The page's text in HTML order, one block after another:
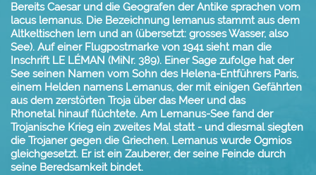
Bereits Caesar und die Geografen der Antike sprachen vom
lacus lemanus. Die Bezeichnung lemanus stammt aus dem
Altkeltischen lem und an (übersetzt: grosses Wasser, also
See). Auf einer Flugpostmarke von 1941 sieht man die
Inschrift LE LÉMAN (MiNr. 389). Einer Sage zufolge hat der
See seinen Namen vom Sohn des Helena-Entführers Paris,
einem Helden namens Lemanus, der mit einigen Gefährten
aus dem zerstörten Troja über das Meer und das
Rhonetal hinauf flüchtete. Am Lemanus-See fand der
Trojanische Krieg ein zweites Mal statt - und diesmal siegten
die Trojaner gegen die Griechen. Lemanus wurde Ogmios
gleichgesetzt. Er ist ein Zauberer, der seine Feinde durch
seine Beredsamkeit bindet.